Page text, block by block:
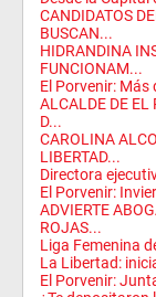
CANDIDATOS
BUSCAN...
HIDRANDINA
FUNCIONAM...
El Porvenir:
ALCALDE DE EL
D...
CAROLINA
LIBERTAD...
Directora
El Porvenir:
ADVIERTE
ROJAS...
Liga Femenina
La Libertad:
El Porvenir: